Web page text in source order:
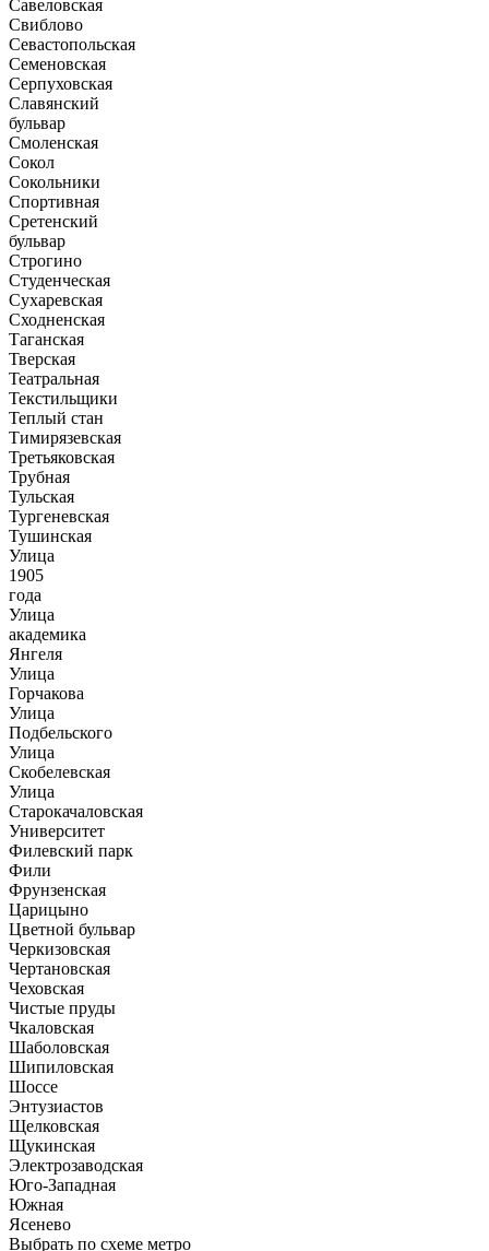
Савеловская
Свиблово
Севастопольская
Семеновская
Серпуховская
Славянский
бульвар
Смоленская
Сокол
Сокольники
Спортивная
Сретенский
бульвар
Строгино
Студенческая
Сухаревская
Сходненская
Таганская
Тверская
Театральная
Текстильщики
Теплый стан
Тимирязевская
Третьяковская
Трубная
Тульская
Тургеневская
Тушинская
Улица
1905
года
Улица
академика
Янгеля
Улица
Горчакова
Улица
Подбельского
Улица
Скобелевская
Улица
Старокачаловская
Университет
Филевский парк
Фили
Фрунзенская
Царицыно
Цветной бульвар
Черкизовская
Чертановская
Чеховская
Чистые пруды
Чкаловская
Шаболовская
Шипиловская
Шоссе
Энтузиастов
Щелковская
Щукинская
Электрозаводская
Юго-Западная
Южная
Ясенево
Выбрать по схеме метро